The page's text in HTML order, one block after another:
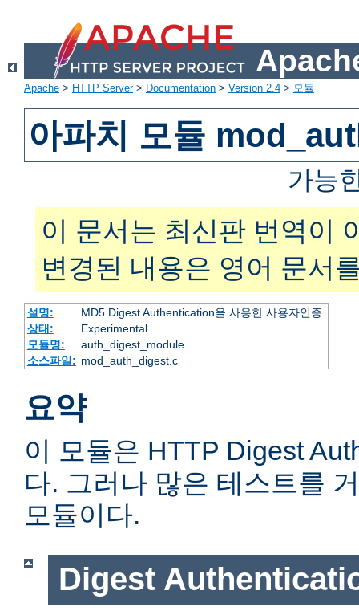
Apache > HTTP Server> Documentation > Version 2.4 > 모듈
아파치 모듈
가능
이 문서는 최신판 번역이
변경된 내용은 영어 문서
설명:
MD5 Digest Authentication을 사용한 사용자인증.
상태:
Experimental
모듈명:
auth_digest_module
소스파일: mod_auth_digest.c
요약
이 모듈은 HTTP Digest
다. 그러나 많은 테스트를
모듈이다.
Digest